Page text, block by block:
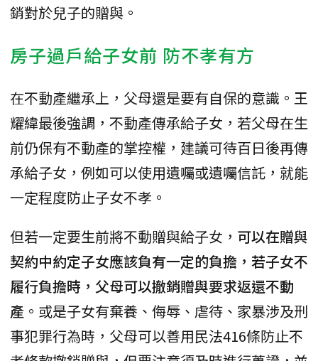
銷對於兒子的贈與。
房子過戶給子女前 防不孝有方
在不動產繼承上，父母還是要有自保的意識。王
耀緯最後強調，不動產傳承給子女，若父母在生
前仍保有不動產的掌控權，建議可待百日後再傳
承給子女，例如可以使用遺囑或遺囑信託，就能
一定程度防止子女不孝。
但若一定要生前將不動贈與給子女， 可以在贈與
契約中約定子女應該負有一定的負擔，若子女不
履行負擔時，父母可以撤銷贈與要求返還不動
產 。或是子女有棄養、侮辱、虐待、家暴涉及刑
事犯罪行為時，父母可以善用民法416條防止不